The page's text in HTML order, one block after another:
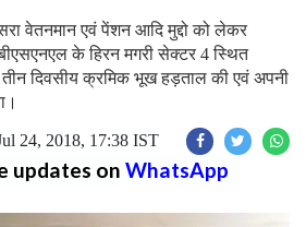
वेतनमान एवं पेंशन आदि मुद्दो को लेकर
बीएसएनएल के हिरन मगरी सेक्टर 4 स्थित
दिवसीय क्रमिक भूख हड़ताल की एवं अपनी
24, 2018, 17:38 IST
updates on WhatsApp